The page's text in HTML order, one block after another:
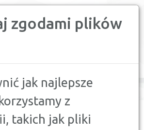
zgodami plików
jak najlepsze
z
takich jak pliki
navigation
GRUPOWE W PRACY?